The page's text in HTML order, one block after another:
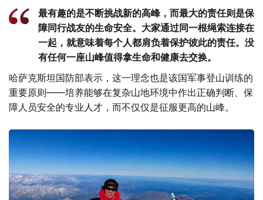
最有趣的是不断挑战新的高峰，而最大的责任则是保
障同行战友的生命安全。大家通过同一根绳索连接在
一起，就意味着每个人都肩负着保护彼此的责任。没
有任何一座山峰值得拿生命和健康去交换。
哈萨克斯坦国防部表示，这一理念也是该国军事登山训练的
重要原则——培养能够在复杂山地环境中作出正确判断、保
障人员安全的专业人才，而不仅仅是征服更高的山峰。